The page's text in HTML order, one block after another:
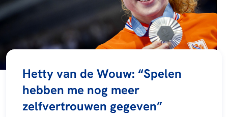
Hetty van de Wouw: “Spelen
hebben me nog meer
zelfvertrouwen gegeven”